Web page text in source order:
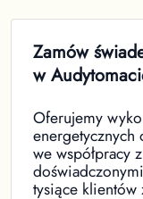
Zamów
w
Oferujemy
we współpracy
tysiące klientów